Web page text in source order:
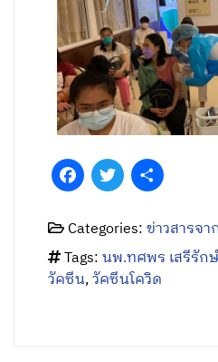
FacebookTwitter
Categories:ข่าวสารจ
Tags:นพ.ทศพร เสรีรัก
วัคซีน,วัคซีนโควิด